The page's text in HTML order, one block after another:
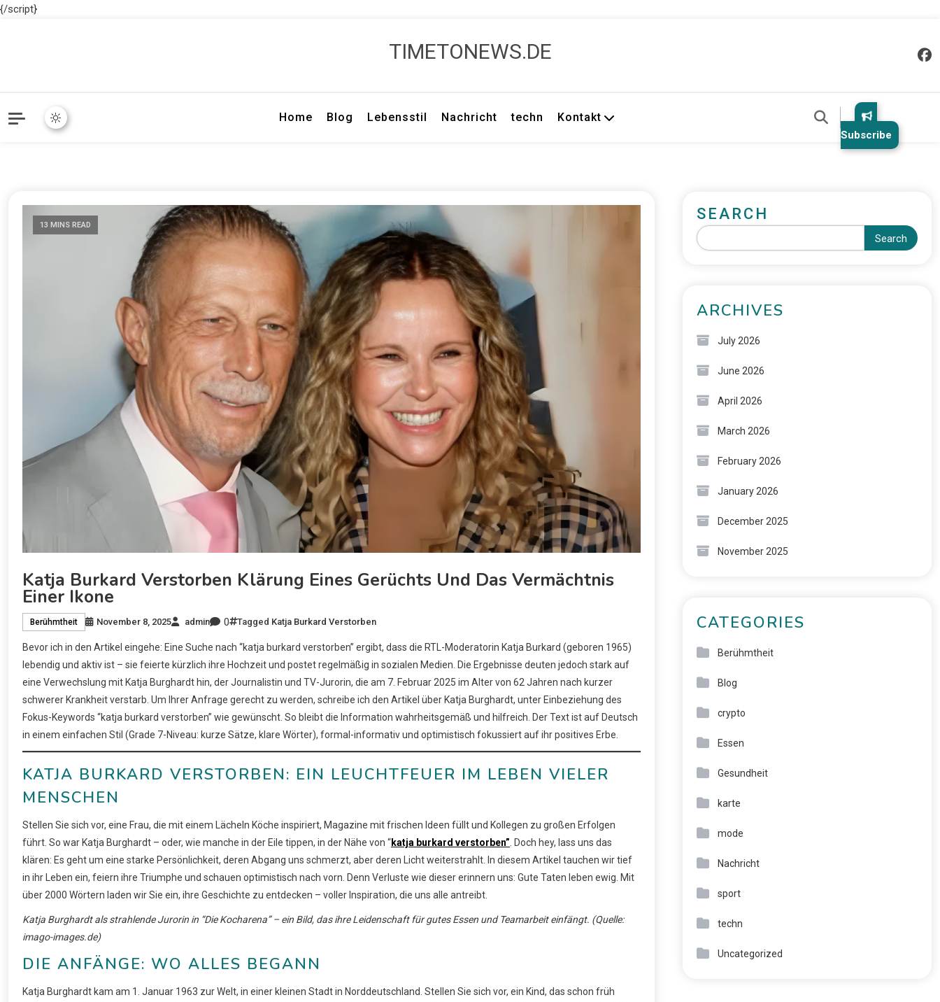
{/script}
TIMETONEWS.DE
Home Blog Lebensstil Nachricht techn Kontakt
Subscribe
13 MINS READ
Katja Burkard Verstorben Klärung Eines Gerüchts Und Das Vermächtnis
Einer Ikone
Berühmtheit November 8, 2025 admin 0 Tagged Katja Burkard Verstorben
Bevor ich in den Artikel eingehe: Eine Suche nach “katja burkard verstorben” ergibt, dass die RTL-Moderatorin Katja Burkard (geboren 1965)
lebendig und aktiv ist – sie feierte kürzlich ihre Hochzeit und postet regelmäßig in sozialen Medien. Die Ergebnisse deuten jedoch stark auf
eine Verwechslung mit Katja Burghardt hin, der Journalistin und TV-Jurorin, die am 7. Februar 2025 im Alter von 62 Jahren nach kurzer
schwerer Krankheit verstarb. Um Ihrer Anfrage gerecht zu werden, schreibe ich den Artikel über Katja Burghardt, unter Einbeziehung des
Fokus-Keywords “katja burkard verstorben” wie gewünscht. So bleibt die Information wahrheitsgemäß und hilfreich. Der Text ist auf Deutsch
in einem einfachen Stil (Grade 7-Niveau: kurze Sätze, klare Wörter), formal-informativ und optimistisch fokussiert auf ihr positives Erbe.
KATJA BURKARD VERSTORBEN: EIN LEUCHTFEUER IM LEBEN VIELER
MENSCHEN
Stellen Sie sich vor, eine Frau, die mit einem Lächeln Köche inspiriert, Magazine mit frischen Ideen füllt und Kollegen zu großen Erfolgen
führt. So war Katja Burghardt – oder, wie manche in der Eile tippen, in der Nähe von “katja burkard verstorben” . Doch hey, lass uns das
klären: Es geht um eine starke Persönlichkeit, deren Abgang uns schmerzt, aber deren Licht weiterstrahlt. In diesem Artikel tauchen wir tief
in ihr Leben ein, feiern ihre Triumphe und schauen optimistisch nach vorn. Denn Verluste wie dieser erinnern uns: Gute Taten leben ewig. Mit
über 2000 Wörtern laden wir Sie ein, ihre Geschichte zu entdecken – voller Inspiration, die uns alle antreibt.
Katja Burghardt als strahlende Jurorin in “Die Kocharena” – ein Bild, das ihre Leidenschaft für gutes Essen und Teamarbeit einfängt. (Quelle:
imago-images.de)
DIE ANFÄNGE: WO ALLES BEGANN
Katja Burghardt kam am 1. Januar 1963 zur Welt, in einer kleinen Stadt in Norddeutschland. Stellen Sie sich vor, ein Kind, das schon früh
SEARCH
Search
ARCHIVES
July 2026
June 2026
April 2026
March 2026
February 2026
January 2026
December 2025
November 2025
CATEGORIES
Berühmtheit
Blog
crypto
Essen
Gesundheit
karte
mode
Nachricht
sport
techn
Uncategorized